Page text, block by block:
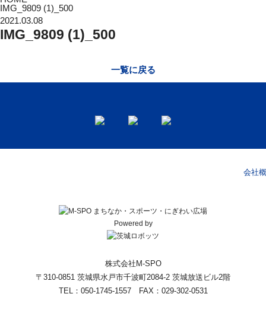
IMG_9809 (1)_500
2021.03.08
IMG_9809 (1)_500
一覧に戻る
会社
Powered by
株式会社M-SPO
〒310-0851 茨城県水戸市千波町2084-2 茨城放送ビル2階
TEL：050-1745-1557 FAX：029-302-0531